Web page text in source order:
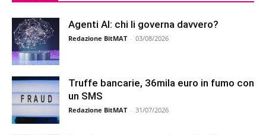
Agenti AI: chi li governa davvero?
Redazione BitMAT - 03/08/2026
Truffe bancarie, 36mila euro in fumo con
un SMS
Redazione BitMAT - 31/07/2026